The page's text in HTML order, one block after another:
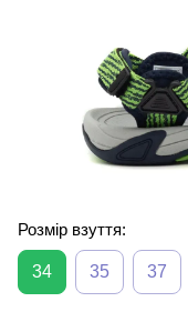
Розмір взуття:
34 35 37